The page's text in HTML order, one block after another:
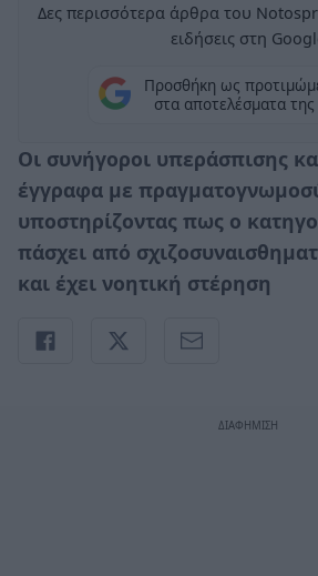
Δες περισσότερα άρθρα του
ειδήσεις στη
Προσθήκη ως
στα αποτελέσματα
Οι συνήγοροι υπεράσπισης
έγγραφα με
υποστηρίζοντας πως ο
πάσχει από
και έχει νοητική στέρηση